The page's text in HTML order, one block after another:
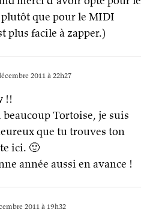
que pour le MIDI
plus facile à zapper.)
2011 à 22h27
!!
Tortoise, je suis
que tu trouves ton
ici. 🙂
année aussi en avance !
2011 à 19h32